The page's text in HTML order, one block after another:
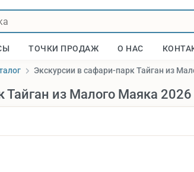
ТОЧКИ ПРОДАЖ О НАС
Экскурсии в сафари-парк Тайган из
Тайган из Малого Маяка 2026